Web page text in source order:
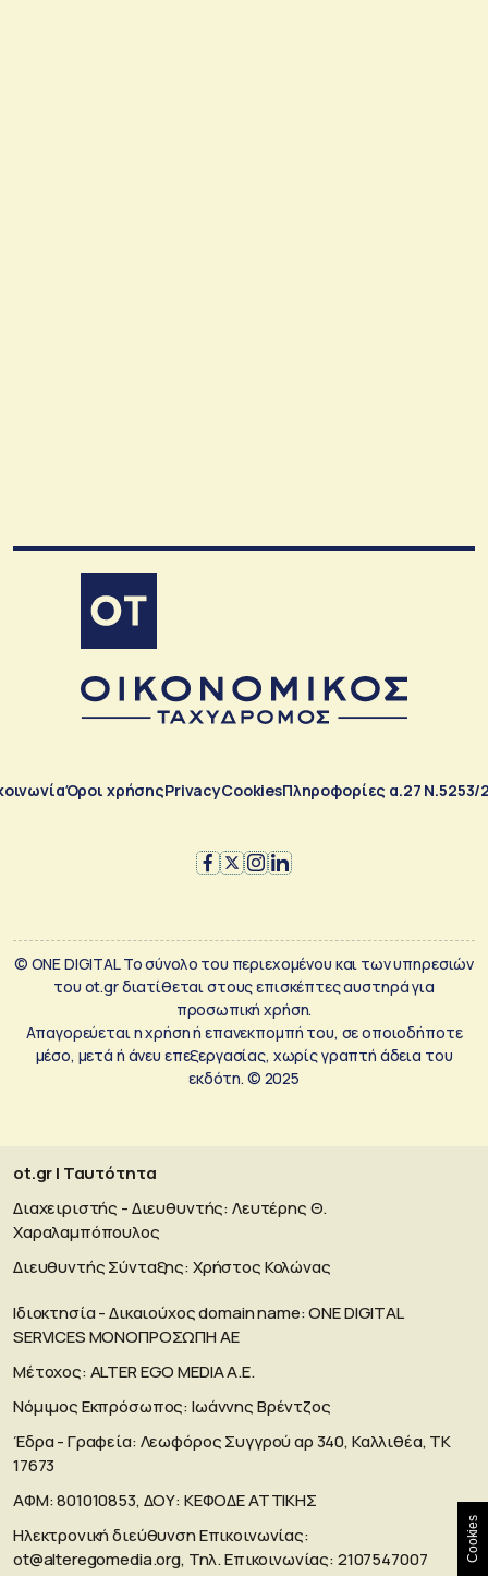
Όροι χρήσηςPrivacyCookiesΠληροφορίες α.27 Ν.5253/
© ONE DIGITAL Το σύνολο του περιεχομένου και των υπηρεσιών
του ot.gr διατίθεται στους επισκέπτες αυστηρά για
προσωπική χρήση.
Απαγορεύεται η χρήση ή επανεκπομπή του, σε οποιοδήποτε
μέσο, μετά ή άνευ επεξεργασίας, χωρίς γραπτή άδεια του
εκδότη. © 2025
ot.gr | Ταυτότητα
Διαχειριστής - Διευθυντής: Λευτέρης Θ.
Χαραλαμπόπουλος
Διευθυντής Σύνταξης: Χρήστος Κολώνας
Ιδιοκτησία - Δικαιούχος domain name: ΟΝΕ DIGITAL
SERVICES MONOΠΡΟΣΩΠΗ ΑΕ
Μέτοχος: ALTER EGO MEDIA A.E.
Νόμιμος Εκπρόσωπος: Ιωάννης Βρέντζος
Έδρα - Γραφεία: Λεωφόρος Συγγρού αρ 340, Καλλιθέα, ΤΚ
17673
ΑΦΜ: 801010853, ΔΟΥ: ΚΕΦΟΔΕ ΑΤΤΙΚΗΣ
Ηλεκτρονική διεύθυνση Επικοινωνίας:
ot@alteregomedia.org, Τηλ. Επικοινωνίας: 2107547007 Cookies